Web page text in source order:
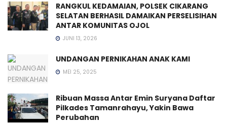
RANGKUL KEDAMAIAN, POLSEK CIKARANG
SELATAN BERHASIL DAMAIKAN PERSELISIHAN
ANTAR KOMUNITAS OJOL
JUNI 13, 2026
UNDANGAN PERNIKAHAN ANAK KAMI
MEI 25, 2025
Ribuan Massa Antar Emin Suryana Daftar
Pilkades Tamanrahayu, Yakin Bawa
Perubahan